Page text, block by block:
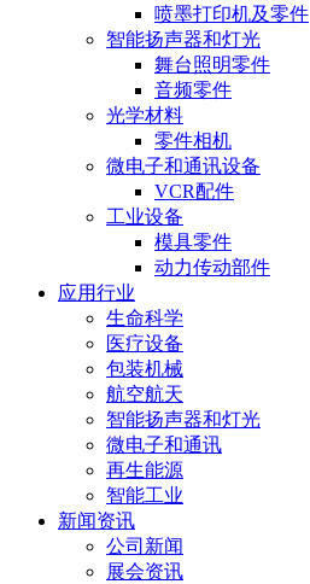
喷墨打印机及零件
智能扬声器和灯光
舞台照明零件
音频零件
光学材料
零件相机
微电子和通讯设备
VCR配件
工业设备
模具零件
动力传动部件
应用行业
生命科学
医疗设备
包装机械
航空航天
智能扬声器和灯光
微电子和通讯
再生能源
智能工业
新闻资讯
公司新闻
展会资讯